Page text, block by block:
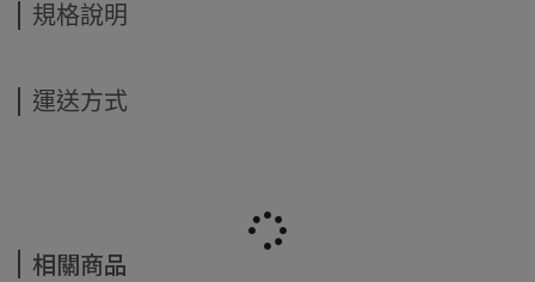
規格說明
運送方式
相關商品